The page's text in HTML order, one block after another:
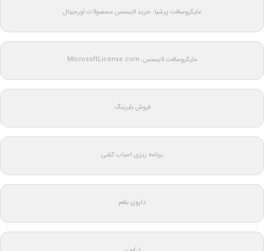
مایکروسافت پرشیا: خرید لایسنس محصولات اورجینال
مایکروسافت لایسنس: MicrosoftLicense.com
فروش بلبرینگ
برنامه ریزی اسباب کشی
داروی بلغم